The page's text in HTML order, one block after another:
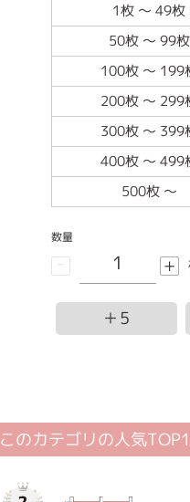
1枚 ～ 49枚
50枚 ～ 99枚
100枚 ～ 199
200枚 ～ 299
300枚 ～ 399
400枚 ～ 499
500枚 ～
-
数量
+
＋5
このカテゴリの人気